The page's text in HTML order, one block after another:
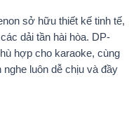
sở hữu thiết kế tinh tế,
dải tần hài hòa. DP-
hợp cho karaoke, cùng
luôn dễ chịu và đầy